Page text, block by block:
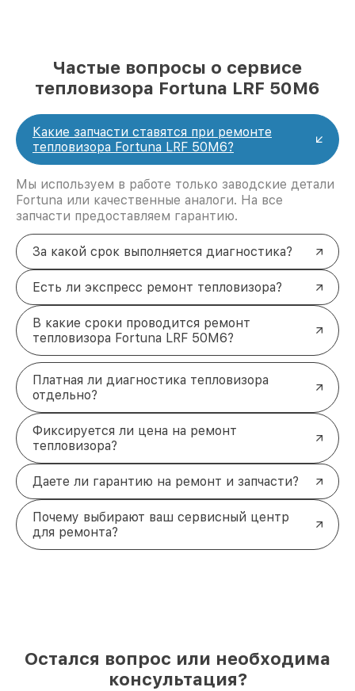
Частые вопросы о сервисе
тепловизора Fortuna LRF 50M6
Какие запчасти ставятся при ремонте
тепловизора Fortuna LRF 50M6?
Мы используем в работе только заводские детали
Fortuna или качественные аналоги. На все
запчасти предоставляем гарантию.
За какой срок выполняется диагностика?
Есть ли экспресс ремонт тепловизора?
В какие сроки проводится ремонт
тепловизора Fortuna LRF 50M6?
Платная ли диагностика тепловизора
отдельно?
Фиксируется ли цена на ремонт
тепловизора?
Даете ли гарантию на ремонт и запчасти?
Почему выбирают ваш сервисный центр
для ремонта?
Остался вопрос или необходима
консультация?